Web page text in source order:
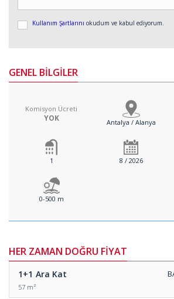
Kullanım Şartlarını okudum ve kabul ediyorum.
GENEL BİLGİLER
Komisyon Ücreti
YOK Antalya / Alanya
1 8 / 2026
0-500 m
HER ZAMAN DOĞRU FİYAT
1+1 Ara Kat
57 m²